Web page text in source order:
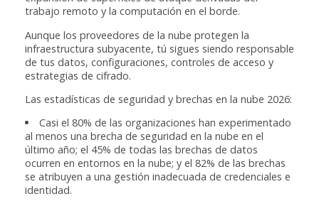
trabajo remoto y la computación en el borde.
Aunque los proveedores de la nube protegen la
infraestructura subyacente, tú sigues siendo responsable
de tus datos, configuraciones, controles de acceso y
estrategias de cifrado.
Las estadísticas de seguridad y brechas en la nube 2026:
Casi el 80% de las organizaciones han experimentado
al menos una brecha de seguridad en la nube en el
último año; el 45% de todas las brechas de datos
ocurren en entornos en la nube; y el 82% de las brechas
se atribuyen a una gestión inadecuada de credenciales e
identidad.